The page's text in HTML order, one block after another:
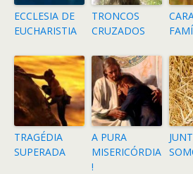
ECCLESIA DE
EUCHARISTIA
TRONCOS
CRUZADOS
TRAGÉDIA
SUPERADA
A PURA
MISERICÓRDIA
!